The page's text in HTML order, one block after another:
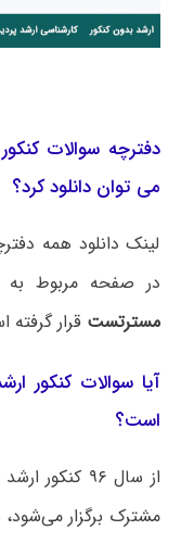
دفترچه سوالات
می توان دانلود کرد؟
لینک دانلود همه
در صفحه مربوط به
مسترتست قرار
است؟
از سال ۹۶
مشترک برگزار